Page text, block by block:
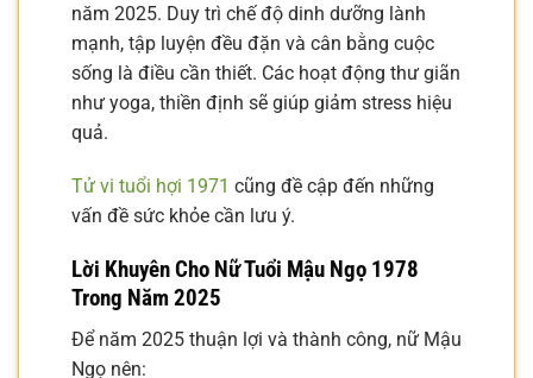
năm 2025. Duy trì chế độ dinh dưỡng lành
mạnh, tập luyện đều đặn và cân bằng cuộc
sống là điều cần thiết. Các hoạt động thư giãn
như yoga, thiền định sẽ giúp giảm stress hiệu
quả.
Tử vi tuổi hợi 1971 cũng đề cập đến những
vấn đề sức khỏe cần lưu ý.
Lời Khuyên Cho Nữ Tuổi Mậu Ngọ 1978
Trong Năm 2025
Để năm 2025 thuận lợi và thành công, nữ Mậu
Ngọ nên: